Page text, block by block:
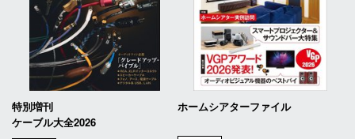
特別増刊
ケーブル大全2026
ホームシアターファイル